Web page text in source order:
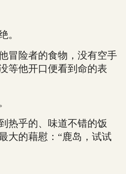
。
险者的食物，没有空手
等他开口便看到命的表
乎的、味道不错的饭
大的藉慰：“鹿岛，试试